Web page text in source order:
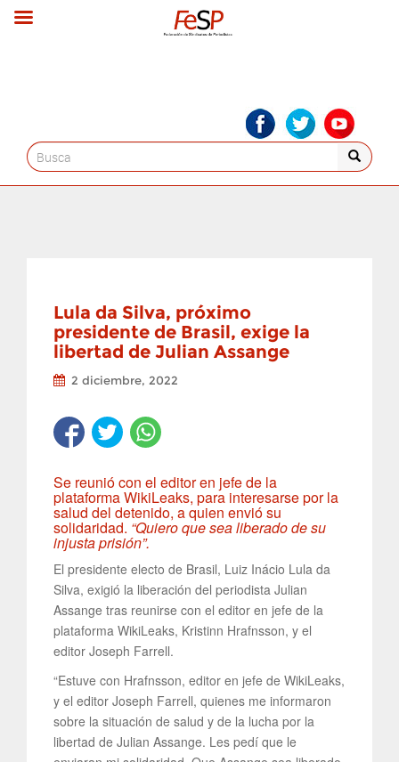
Search
for:
Lula da Silva, próximo
presidente de Brasil, exige la
libertad de Julian Assange
2 diciembre, 2022
Se reunió con el editor en jefe de la
plataforma WikiLeaks, para interesarse por la
salud del detenido, a quien envió su
solidaridad. “Quiero que sea liberado de su
injusta prisión”.
El presidente electo de Brasil, Luiz Inácio Lula da
Silva, exigió la liberación del periodista Julian
Assange tras reunirse con el editor en jefe de la
plataforma WikiLeaks, Kristinn Hrafnsson, y el
editor Joseph Farrell.
“Estuve con Hrafnsson, editor en jefe de WikiLeaks,
y el editor Joseph Farrell, quienes me informaron
sobre la situación de salud y de la lucha por la
libertad de Julian Assange. Les pedí que le